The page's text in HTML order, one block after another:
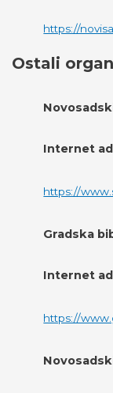
https://
Ostali
Internet
https://
Gradska
Internet
https://